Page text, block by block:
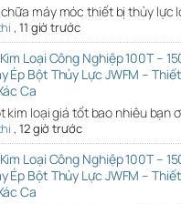
máy móc thiết bị thủy lực
, 11 giờ trước
Loại Công Nghiệp 100T –
Ép Bột Thủy Lực JWFM –
Ca
kim loại giá tốt bao nhiêu bạn
, 12 giờ trước
Loại Công Nghiệp 100T –
Ép Bột Thủy Lực JWFM –
Ca